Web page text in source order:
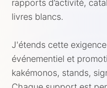
rapports d’activité,
livres blancs.
J'étends cette
événementiel et
kakémonos, stands,